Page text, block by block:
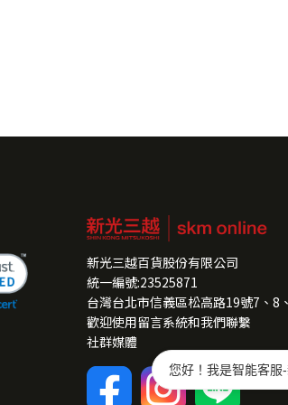
新光三越百貨股份有限公司
統一編號:23525871
台灣台北市信義區松高路19號7、8
歡迎使用留言系統和我們聯繫
社群媒體
您好！我是智能客服